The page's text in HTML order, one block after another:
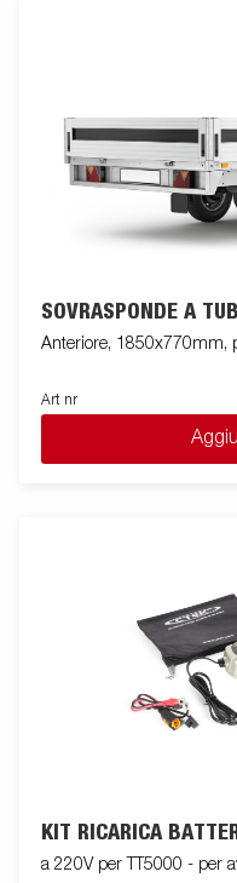
SOVRASPONDE A TUBI
Anteriore, 1850x770mm,
Art nr
KIT RICARICA
a 220V per TT5000 - per